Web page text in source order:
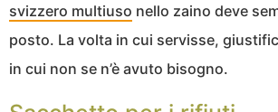
svizzero multiuso nello zaino deve
posto. La volta in cui servisse,
in cui non se n’è avuto bisogno.